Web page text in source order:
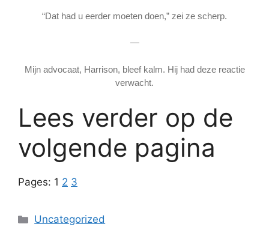
“Dat had u eerder moeten doen,” zei ze scherp.
—
Mijn advocaat, Harrison, bleef kalm. Hij had deze reactie
verwacht.
Lees verder op de
volgende pagina
Pages: 1 2 3
Categories
Uncategorized